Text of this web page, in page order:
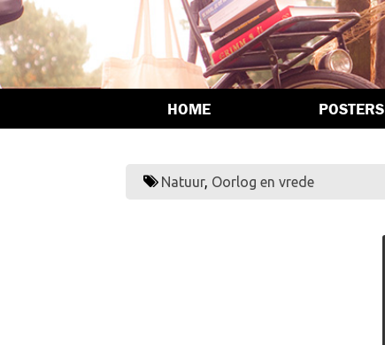
HOME POSTERS
Natuur, Oorlog en vrede